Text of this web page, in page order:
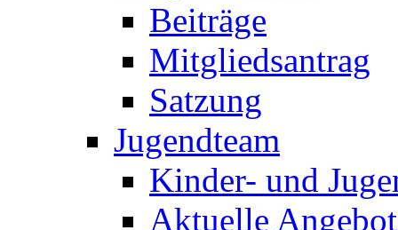
Beiträge
Mitgliedsantrag
Satzung
Jugendteam
Kinder- und
Aktuelle